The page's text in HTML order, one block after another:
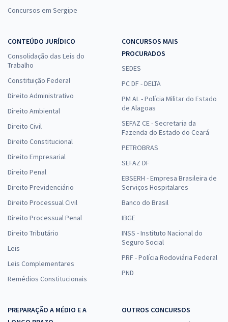
Concursos em Sergipe
CONTEÚDO JURÍDICO
Consolidação das Leis do
Trabalho
Constituição Federal
Direito Administrativo
Direito Ambiental
Direito Civil
Direito Constitucional
Direito Empresarial
Direito Penal
Direito Previdenciário
Direito Processual Civil
Direito Processual Penal
Direito Tributário
Leis
Leis Complementares
Remédios Constitucionais
CONCURSOS MAIS
PROCURADOS
SEDES
PC DF - DELTA
PM AL - Polícia Militar do Estado
de Alagoas
SEFAZ CE - Secretaria da
Fazenda do Estado do Ceará
PETROBRAS
SEFAZ DF
EBSERH - Empresa Brasileira de
Serviços Hospitalares
Banco do Brasil
IBGE
INSS - Instituto Nacional do
Seguro Social
PRF - Polícia Rodoviária Federal
PND
PREPARAÇÃO A MÉDIO E A
OUTROS CONCURSOS